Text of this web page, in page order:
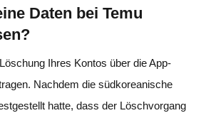
Daten bei Temu
Ihres Kontos über die App-
Nachdem die südkoreanische
hatte, dass der Löschvorgang